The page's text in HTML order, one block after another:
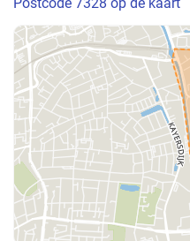
Postcode 7328 op de kaart